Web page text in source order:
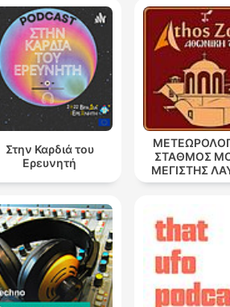
Στην Καρδιά του
Ερευνητή
ΣΤΑΘΜΟΣ
ΜΕΓΙΣΤΗΣ
''ΑΘΩΣ''